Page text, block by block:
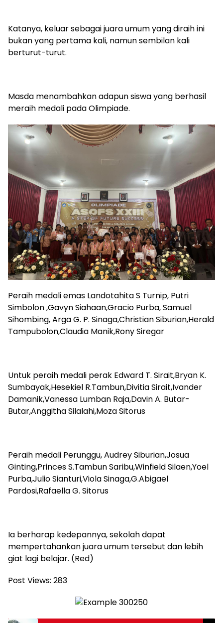
Katanya, keluar sebagai juara umum yang diraih ini
bukan yang pertama kali, namun sembilan kali
berturut-turut.
Masda menambahkan adapun siswa yang berhasil
meraih medali pada Olimpiade.
Peraih medali emas Landotahita S Turnip, Putri
Simbolon ,Gavyn Siahaan,Gracio Purba, Samuel
Sihombing, Arga G. P. Sinaga,Christian Siburian,Herald
Tampubolon,Claudia Manik,Rony Siregar
Untuk peraih medali perak Edward T. Sirait,Bryan K.
Sumbayak,Hesekiel R.Tambun,Divitia Sirait,Ivander
Damanik,Vanessa Lumban Raja,Davin A. Butar-
Butar,Anggitha Silalahi,Moza Sitorus
Peraih medali Perunggu, Audrey Siburian,Josua
Ginting,Princes S.Tambun Saribu,Winfield Silaen,Yoel
Purba,Julio Sianturi,Viola Sinaga,G.Abigael
Pardosi,Rafaella G. Sitorus
Ia berharap kedepannya, sekolah dapat
mempertahankan juara umum tersebut dan lebih
giat lagi belajar. (Red)
Post Views: 283